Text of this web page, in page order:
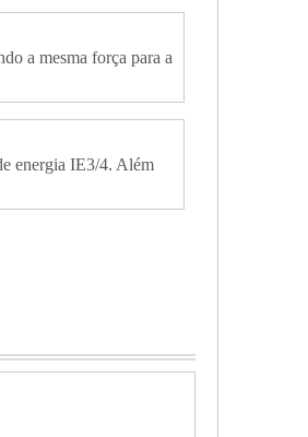
a mesma força para a
energia IE3/4. Além